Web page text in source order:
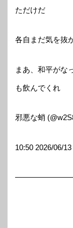
ただけだ
各自まだ気を抜
まあ、和平がな
も飲んでくれ
邪悪な蛸
10:50 2026/06/